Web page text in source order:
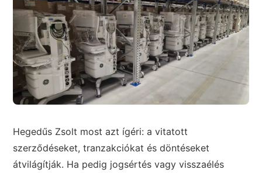
Hegedűs Zsolt most azt ígéri: a vitatott
szerződéseket, tranzakciókat és döntéseket
átvilágítják. Ha pedig jogsértés vagy visszaélés